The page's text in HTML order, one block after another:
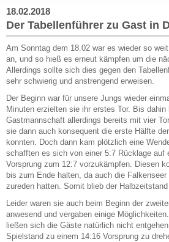
18.02.2018
Der Tabellenführer zu Gast in
Am Sonntag dem 18.02 war es wieder so
an, und so hieß es erneut kämpfen um die
Allerdings sollte sich dies gegen den
sehr schwierig und anstrengend erweisen.
Der Beginn war für unsere Jungs wieder
Minuten erzielten sie ihr erstes Tor. Bis
Gastmannschaft allerdings bereits mit vier
sie dann auch konsequent die erste Hälfte
konnten. Doch dann kam plötzlich eine
schafften es sich von einer 5:7 Rücklage auf
Vorsprung zum 12:7 vorzukämpfen. Diesen
bis zum Ende halten, da auch die
zureden hatten. Somit blieb der
Leider waren sie auch beim Beginn der
anwesend und vergaben einige
ließen sich die Gäste natürlich nicht
Spielstand zu einem 14:16 Vorsprung zu